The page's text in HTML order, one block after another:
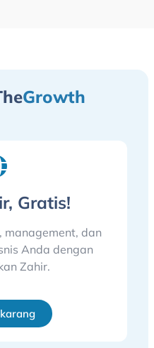
Growth
Gratis!
management, dan
Anda dengan
Zahir.